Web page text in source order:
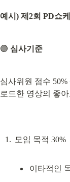
예시) 제2회 PD쇼
🟣 심사기준
심사위원 점수
로드한 영상의 좋
모임 목적 30%
이타적인